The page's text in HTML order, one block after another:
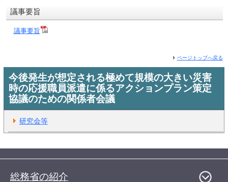
議事要旨
議事要旨
ページトップへ戻る
今後発生が想定される極めて規模の大きい災害
時の応援職員派遣に係るアクションプラン策定
協議のための関係者会議
研究会等
総務省の紹介